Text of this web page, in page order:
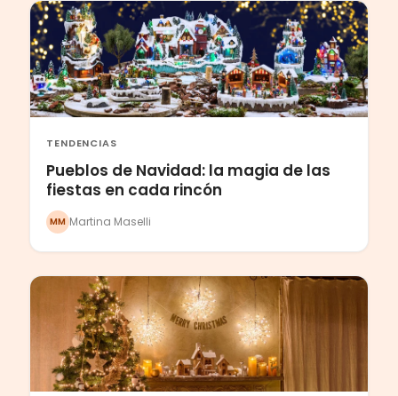
TENDENCIAS
Pueblos de Navidad: la magia de las
fiestas en cada rincón
MM Martina Maselli